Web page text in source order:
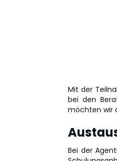
Mit der
bei den
möchten wir
Bei der